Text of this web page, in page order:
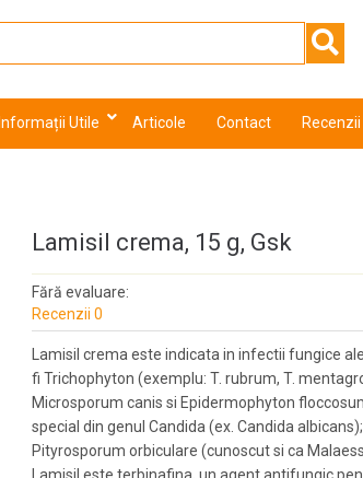
Informații Utile Articole Contact Recenzii
Lamisil crema, 15 g, Gsk
Fără evaluare:
Recenzii 0
Lamisil crema este indicata in infectii fungice
fi Trichophyton (exemplu: T. rubrum, T.
Microsporum canis si Epidermophyton
special din genul Candida (ex. Candida
Pityrosporum orbiculare (cunoscut si ca